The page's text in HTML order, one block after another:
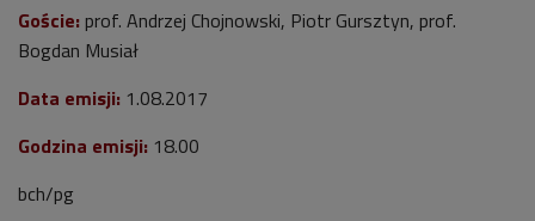
Goście: prof. Andrzej Chojnowski, Piotr Gursztyn, prof.
Bogdan Musiał
Data emisji: 1.08.2017
Godzina emisji: 18.00
bch/pg